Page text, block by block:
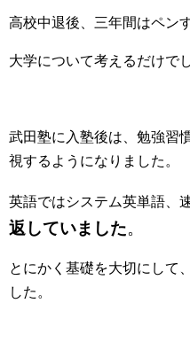
高校中退後、三年間はペン
大学について考えるだけで
武田塾に入塾後は、勉強習
視するようになりました。
英語ではシステム英単語、
返していました。
とにかく基礎を大切にして
した。